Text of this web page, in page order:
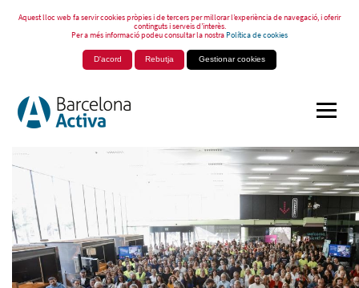
Aquest lloc web fa servir cookies pròpies i de tercers per millorar l’experiència de navegació, i oferir
continguts i serveis d’interès.
Per a més informació podeu consultar la nostraPolítica de cookies
D'acord Rebutja Gestionar cookies